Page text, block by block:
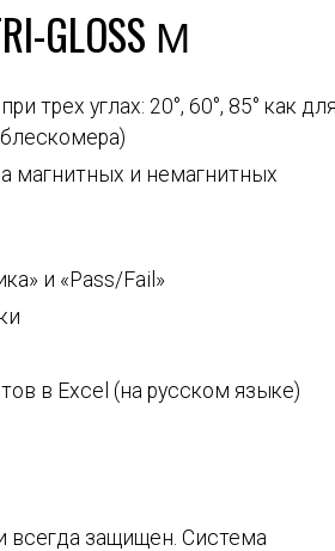
GLOSS Μ
трех углах: 20°, 60°, 85° как для
магнитных и немагнитных
и «Pass/Fail»
в Excel (на русском языке)
всегда защищен. Система